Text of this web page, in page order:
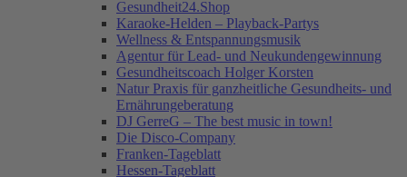
Gesundheit24.Shop
Karaoke-Helden – Playback-Partys
Wellness & Entspannungsmusik
Agentur für Lead- und Neukundengewinnung
Gesundheitscoach Holger Korsten
Natur Praxis für ganzheitliche Gesundheits- und
Ernährungeberatung
DJ GerreG – The best music in town!
Die Disco-Company
Franken-Tageblatt
Hessen-Tageblatt